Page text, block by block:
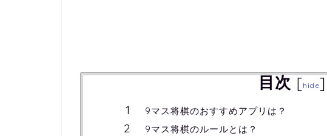
目次 [hide]
9マス将棋のおすすめアプリは？
9マス将棋のルールとは？